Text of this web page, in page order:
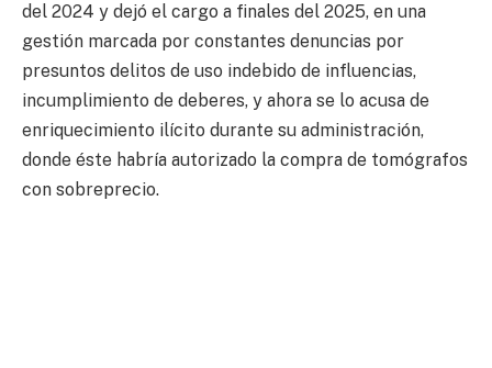
del 2024 y dejó el cargo a finales del 2025, en una
gestión marcada por constantes denuncias por
presuntos delitos de uso indebido de influencias,
incumplimiento de deberes, y ahora se lo acusa de
enriquecimiento ilícito durante su administración,
donde éste habría autorizado la compra de tomógrafos
con sobreprecio.